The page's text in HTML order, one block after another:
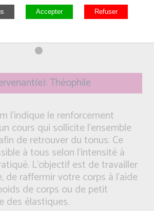
Théophile
l’indique le renforcement
cours qui sollicite l’ensemble
de retrouver du tonus. Ce
à tous selon l’intensité à
L’objectif est de travailler
de raffermir votre corps à l’aide
de corps ou de petit
des élastiques.